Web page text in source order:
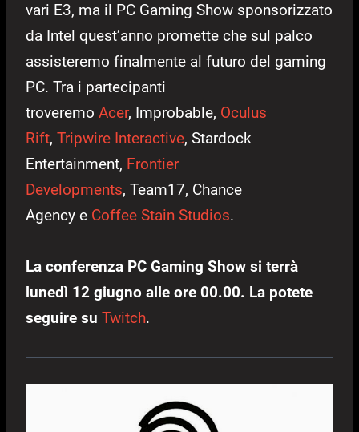
vari E3, ma il PC Gaming Show sponsorizzato
da Intel quest’anno promette che sul palco
assisteremo finalmente al futuro del gaming
PC. Tra i partecipanti
troveremo Acer, Improbable, Oculus
Rift, Tripwire Interactive, Stardock
Entertainment, Frontier
Developments, Team17, Chance
Agency e Coffee Stain Studios.
La conferenza PC Gaming Show si terrà
lunedì 12 giugno alle ore 00.00. La potete
seguire su Twitch.